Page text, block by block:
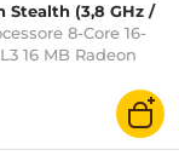
Stealth (3,8 GHz /
8-Core 16-
16 MB Radeon
(versione tray
produttore 3 anni)